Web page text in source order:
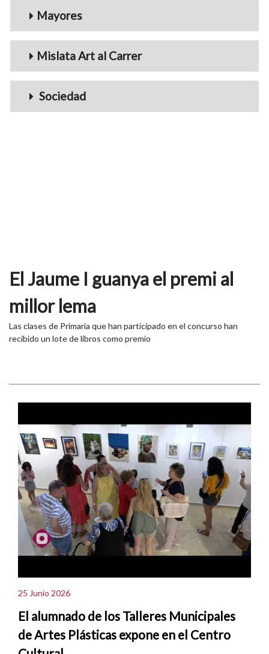
Mayores
Mislata Art al Carrer
Sociedad
El Jaume I guanya el premi al
millor lema
Las clases de Primaria que han participado en el concurso han
recibido un lote de libros como premio
25 Junio 2026
El alumnado de los Talleres Municipales
de Artes Plásticas expone en el Centro